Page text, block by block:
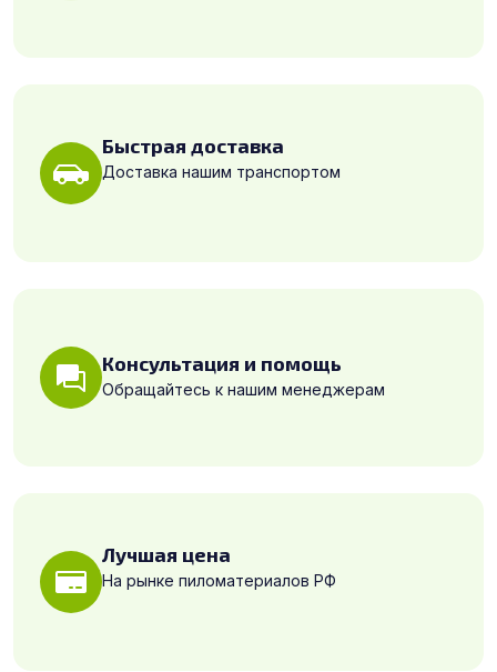
Быстрая доставка
Доставка нашим транспортом
Консультация и помощь
Обращайтесь к нашим менеджерам
Лучшая цена
На рынке пиломатериалов РФ